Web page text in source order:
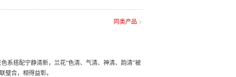
同类产品
系搭配宁静清新，兰花“色清、气清、神清、韵清”被
璧合，相得益彰。